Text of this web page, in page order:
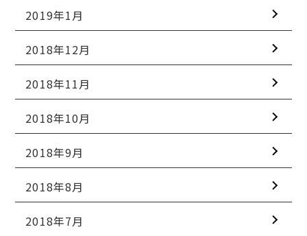
2019年1月
2018年12月
2018年11月
2018年10月
2018年9月
2018年8月
2018年7月